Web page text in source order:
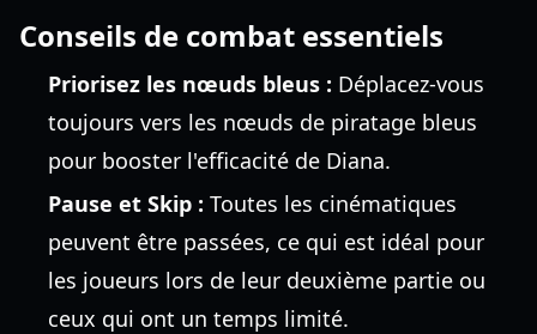
Conseils de combat essentiels
Priorisez les nœuds bleus : Déplacez-vous
toujours vers les nœuds de piratage bleus
pour booster l'efficacité de Diana.
Pause et Skip : Toutes les cinématiques
peuvent être passées, ce qui est idéal pour
les joueurs lors de leur deuxième partie ou
ceux qui ont un temps limité.